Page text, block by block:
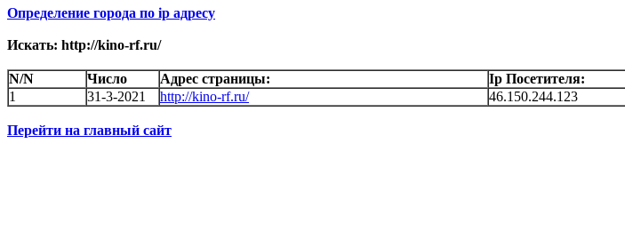
Определение города по ip адресу
Искать: http://kino-rf.ru/
N/N Число Адрес страницы: Ip Посетителя:
1
31-3-2021 http://kino-rf.ru/ 46.150.244.123
Перейти на главный сайт